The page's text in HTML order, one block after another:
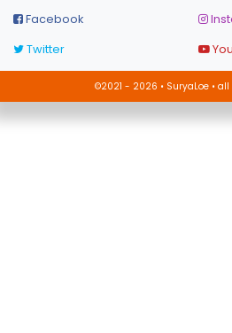
Facebook
Twitter
©2021 - 2026 • SuryaLoe •